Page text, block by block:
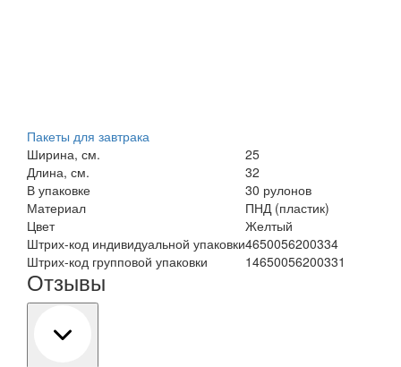
Пакеты для завтрака
Ширина, см.
25
Длина, см.
32
В упаковке
30 рулонов
Материал
ПНД (пластик)
Цвет
Желтый
Штрих-код индивидуальной упаковки4650056200334
Штрих-код групповой упаковки
14650056200331
Отзывы